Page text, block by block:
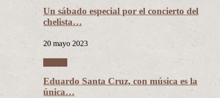
Un sábado especial por el concierto del
chelista…
20 mayo 2023
Eduardo Santa Cruz, con música es la
única…